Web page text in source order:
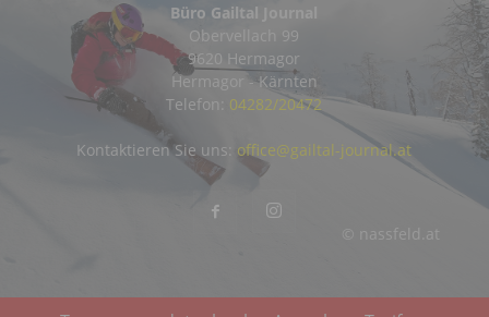
Büro Gailtal Journal
Obervellach 99
9620 Hermagor
Hermagor - Kärnten
Telefon: 04282/20472
© nassfeld.at
Kontaktieren Sie uns: office@gailtal-journal.at